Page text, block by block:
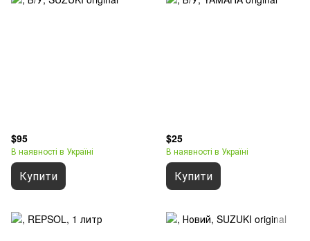
$95
В наявності в Україні
Купити
$25
В наявності в Україні
Купити